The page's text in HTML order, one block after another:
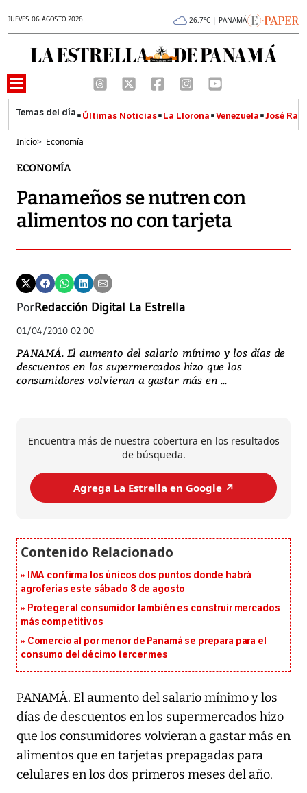
JUEVES 06 AGOSTO 2026 26.7°C | PANAMÁ
Últimas Noticias La Llorona Venezuela José
Inicio> Economía
ECONOMÍA
Panameños se nutren con
alimentos no con tarjeta
PorRedacción Digital La Estrella
01/04/2010 02:00
PANAMÁ. El aumento del salario mínimo y los días de
descuentos en los supermercados hizo que los
consumidores volvieran a gastar más en ...
Encuentra más de nuestra cobertura en los resultados
de búsqueda.
Agrega La Estrella en Google ↗️
IMA confirma los únicos dos puntos donde habrá
agroferias este sábado 8 de agosto
Proteger al consumidor también es construir mercados
más competitivos
Comercio al por menor de Panamá se prepara para el
consumo del décimo tercer mes
PANAMÁ. El aumento del salario mínimo y los
días de descuentos en los supermercados hizo
que los consumidores volvieran a gastar más en
alimentos que en tarjetas prepagadas para
celulares en los dos primeros meses del año.